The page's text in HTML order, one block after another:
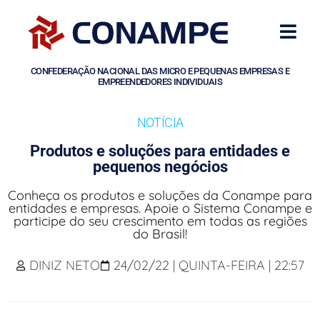
CONFEDERAÇÃO NACIONAL DAS MICRO E PEQUENAS EMPRESAS E
EMPREENDEDORES INDIVIDUAIS
NOTÍCIA
Produtos e soluções para entidades e
pequenos negócios
Conheça os produtos e soluções da Conampe para
entidades e empresas. Apoie o Sistema Conampe e
participe do seu crescimento em todas as re­giões
do Brasil!
DINIZ NETO
24/02/22 | QUINTA-FEIRA | 22:57